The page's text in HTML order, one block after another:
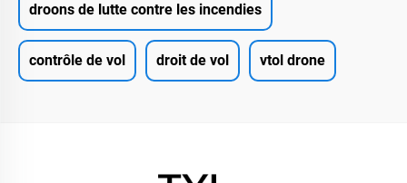
droons de lutte contre les incendies
contrôle de vol droit de vol vtol drone